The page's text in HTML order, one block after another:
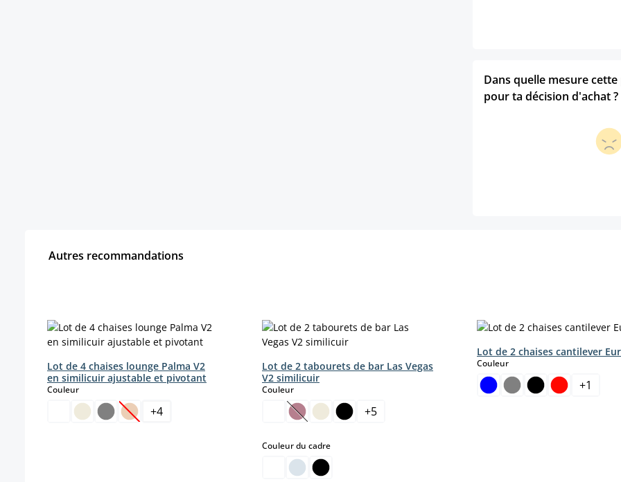
Dans quelle mesure
pour ta décision d'achat ?
Autres recommandations
Lot de 4 chaises lounge Palma V2
en similicuir ajustable et pivotant
Couleurselect
(Cette option n'est pas disponible pour le moment.)
+4
Lot de 2 tabourets de bar Las Vegas
V2 similicuir
Couleurselect
(Cette option n'est pas disponible pour le moment.)
+5
Couleur du cadreselect
Lot de 2 chaises cantilever
Couleurselect
+1